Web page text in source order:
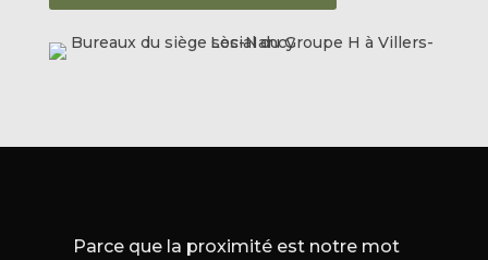
Parce que la proximité est notre mot